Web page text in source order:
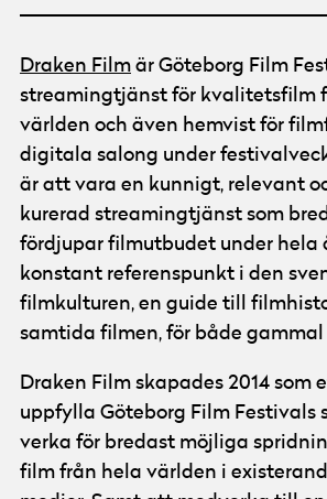
Draken Film är Göteborg Film
streamingtjänst för kvalitetsfilm
världen och även hemvist för
digitala salong under
är att vara en kunnigt, relevant
kurerad streamingtjänst som
fördjupar filmutbudet under hela
konstant referenspunkt i den
filmkulturen, en guide till
samtida filmen, för både
Draken Film skapades 2014 som
uppfylla Göteborg Film Festivals
verka för bredast möjliga
film från hela världen i